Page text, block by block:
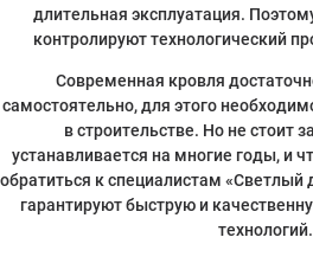
длительная эксплуатация.
контролируют технологический
Современная кровля
самостоятельно, для этого
в строительстве. Но не стоит
устанавливается на многие годы, и
обратиться к специалистам
гарантируют быструю и
технологий.